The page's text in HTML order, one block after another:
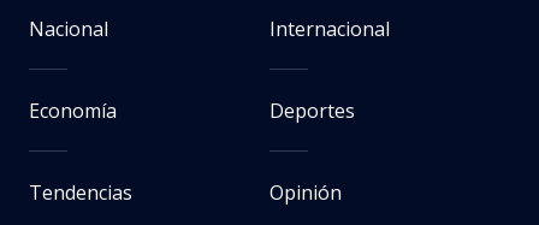
Nacional Internacional
Economía Deportes
Tendencias Opinión